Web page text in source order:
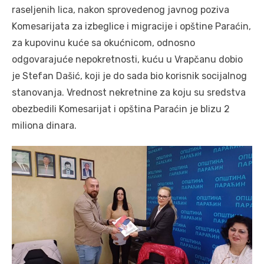
raseljenih lica, nakon sprovedenog javnog poziva
Komesarijata za izbeglice i migracije i opštine Paraćin,
za kupovinu kuće sa okućnicom, odnosno
odgovarajuće nepokretnosti, kuću u Vrapčanu dobio
je Stefan Dašić, koji je do sada bio korisnik socijalnog
stanovanja. Vrednost nekretnine za koju su sredstva
obezbedili Komesarijat i opština Paraćin je blizu 2
miliona dinara.